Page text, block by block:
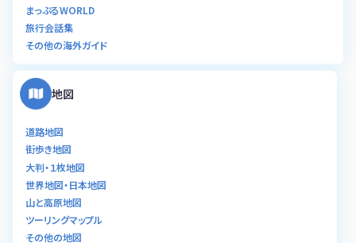
まっぷるWORLD
旅行会話集
その他の海外ガイド
地図
道路地図
街歩き地図
大判・１枚地図
世界地図・日本地図
山と高原地図
ツーリングマップル
その他の地図